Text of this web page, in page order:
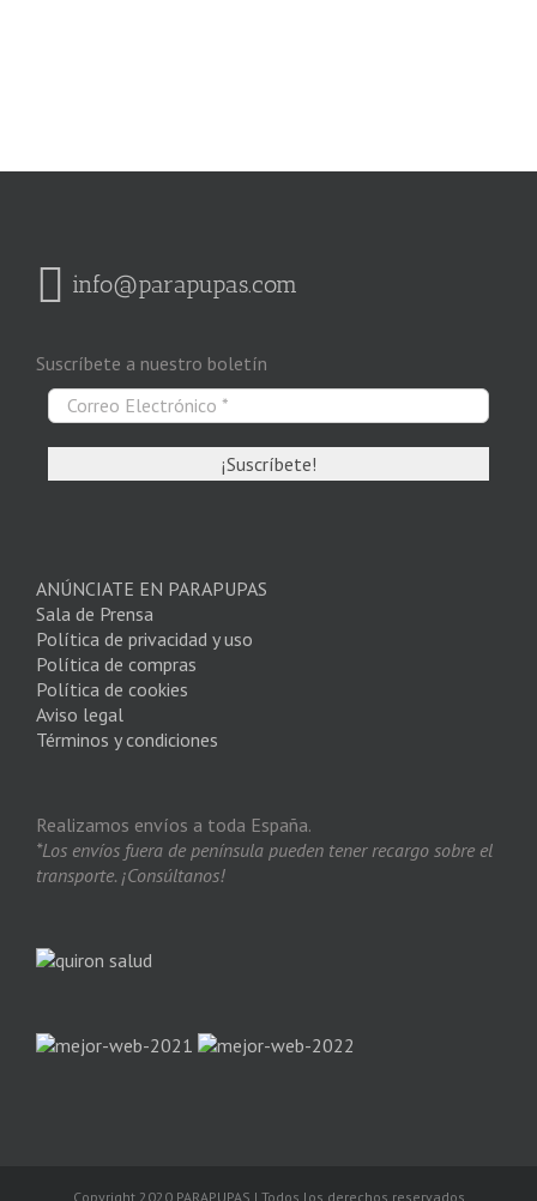
info@parapupas.com
Suscríbete a nuestro boletín
ANÚNCIATE EN PARAPUPAS
Sala de Prensa
Política de privacidad y uso
Política de compras
Política de cookies
Aviso legal
Términos y condiciones
Realizamos envíos a toda España.
*Los envíos fuera de península pueden tener recargo sobre el
transporte. ¡Consúltanos!
Copyright 2020 PARAPUPAS | Todos los derechos reservados